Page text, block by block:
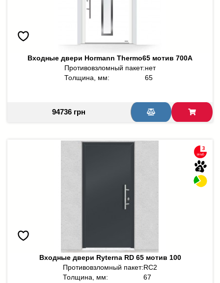
Входные двери Hormann Thermo65 мотив 700A
Противовзломный пакет:нет
Толщина, мм:
65
94736 грн
Входные двери Ryterna RD 65 мотив 100
Противовзломный пакет:RC2
Толщина, мм:
67